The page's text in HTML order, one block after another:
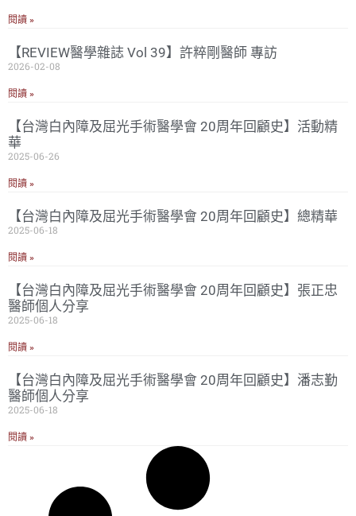
閱讀 »
【REVIEW醫學雜誌 Vol 39】許粹剛醫師 專訪
2026-02-08
閱讀 »
【台灣白內障及屈光手術醫學會 20周年回顧史】活動精
華
2025-06-26
閱讀 »
【台灣白內障及屈光手術醫學會 20周年回顧史】總精華
2025-06-18
閱讀 »
【台灣白內障及屈光手術醫學會 20周年回顧史】張正忠
醫師個人分享
2025-06-18
閱讀 »
【台灣白內障及屈光手術醫學會 20周年回顧史】潘志勤
醫師個人分享
2025-06-18
閱讀 »